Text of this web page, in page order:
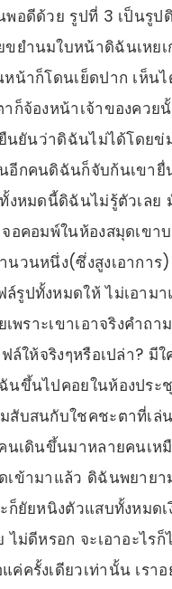
พอดีด้วย รูปที่ 3 เป็นรู
ขยำนมใบหน้าดิฉันเห
หน้าก็โดนเย็ดปาก เห็
ก็จ้องหน้าเจ้าของคว
นยันว่าดิฉันไม่ได้โดย
กคนดิฉันก็จับก้นเขายื่
งหมดนี้ดิฉันไม่รู้ตัวเลย
อคอมพ์ในห้องสมุดเขา
นวนหนึ่ง(ซึ่งสูงเอาการ
รูปทั้งหมดให้ ไม่เอาม
เพราะเขาเอาจริงคำ
ล์ให้จริงๆหรือเปล่า?
นขึ้นไปคอยในห้องปร
สับสนกับใชคชะตาที่เล่
นเดินขึ้นมาหลายคนเ
เข้ามาแล้ว ดิฉันพยาย
ยัยหนิงตัวแสบทั้งหมด
ไม่ดีหรอก จะเอาอะไ
ครั้งเดียวเท่านั้น เรา